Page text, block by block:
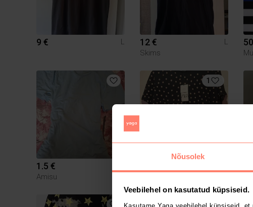
Nõusolek
Veebilehel on kasutatud küpsiseid.
9 € L 12 €
L
Skims
1.5 €
Amisu
1